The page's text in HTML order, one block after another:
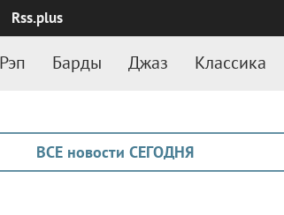
Rss.plus
Рэп Барды Джаз Классика
ВСЕ новости СЕГОДНЯ